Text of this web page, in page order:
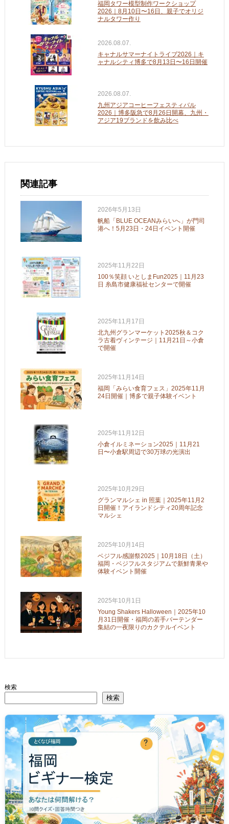
福岡タワー模型制作ワークショップ
2026｜8月10日〜16日、親子でオリジ
ナルタワー作り
2026.08.07.
キャナルサマーナイトライブ2026｜キ
ャナルシティ博多で8月13日〜16日開催
2026.08.07.
九州アジアコーヒーフェスティバル
2026｜博多阪急で8月26日開幕、九州・
アジア19ブランドを飲み比べ
関連記事
2026年5月13日
帆船「BLUE OCEANみらいへ」が門司
港へ！5月23日・24日イベント開催
2025年11月22日
100％笑顔 いとしまFun2025｜11月23
日 糸島市健康福祉センターで開催
2025年11月17日
北九州グランマーケット2025秋＆コク
ラ古着ヴィンテージ｜11月21日～小倉
で開催
2025年11月14日
福岡「みらい食育フェス」2025年11月
24日開催｜博多で親子体験イベント
2025年11月12日
小倉イルミネーション2025｜11月21
日〜小倉駅周辺で30万球の光演出
2025年10月29日
グランマルシェ in 照葉｜2025年11月2
日開催！アイランドシティ20周年記念
マルシェ
2025年10月14日
ベジフル感謝祭2025｜10月18日（土）
福岡・ベジフルスタジアムで新鮮青果や
体験イベント開催
2025年10月1日
Young Shakers Halloween｜2025年10
月31日開催・福岡の若手バーテンダー
集結の一夜限りのカクテルイベント
検索
検索